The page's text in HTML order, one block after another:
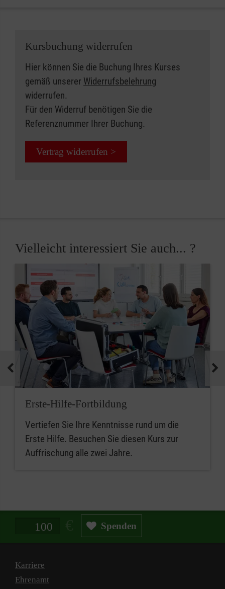
Kursbuchung widerrufen
Hier können Sie die Buchung Ihres Kurses
gemäß unserer Widerrufsbelehrung
widerrufen.
Für den Widerruf benötigen Sie die
Referenznummer Ihrer Buchung.
Vertrag widerrufen >
Vielleicht interessiert Sie auch... ?
Erste-Hilfe-Fortbildung
Vertiefen Sie Ihre Kenntnisse rund um die
Erste Hilfe. Besuchen Sie diesen Kurs zur
Auffrischung alle zwei Jahre.
Spendenbetrag in Euro Spenden
Karriere
Ehrenamt